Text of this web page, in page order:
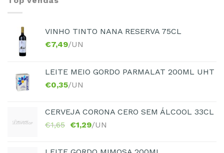
VINHO TINTO NANA RESERVA 75CL
€7,49/UN
LEITE MEIO GORDO PARMALAT 200ML UHT
€0,35/UN
CERVEJA CORONA CERO SEM ÁLCOOL 33CL
€1,65 €1,29/UN